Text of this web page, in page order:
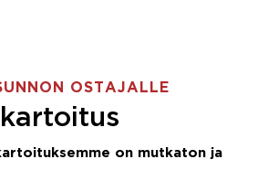
OSTAJALLE
on mutkaton ja